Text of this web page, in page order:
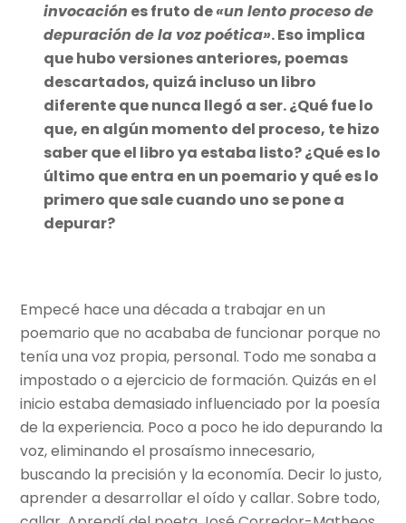
invocación es fruto de«un lento proceso de
depuración de la voz poética». Eso implica
que hubo versiones anteriores, poemas
descartados, quizá incluso un libro
diferente que nunca llegó a ser. ¿Qué fue lo
que, en algún momento del proceso, te hizo
saber que el libro ya estaba listo? ¿Qué es lo
último que entra en un poemario y qué es lo
primero que sale cuando uno se pone a
depurar?
Empecé hace una década a trabajar en un
poemario que no acababa de funcionar porque no
tenía una voz propia, personal. Todo me sonaba a
impostado o a ejercicio de formación. Quizás en el
inicio estaba demasiado influenciado por la poesía
de la experiencia. Poco a poco he ido depurando la
voz, eliminando el prosaísmo innecesario,
buscando la precisión y la economía. Decir lo justo,
aprender a desarrollar el oído y callar. Sobre todo,